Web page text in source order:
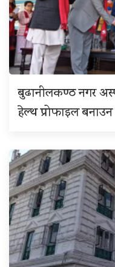
बुढानीलकण्ठ नगर
हेल्थ प्रोफाइल